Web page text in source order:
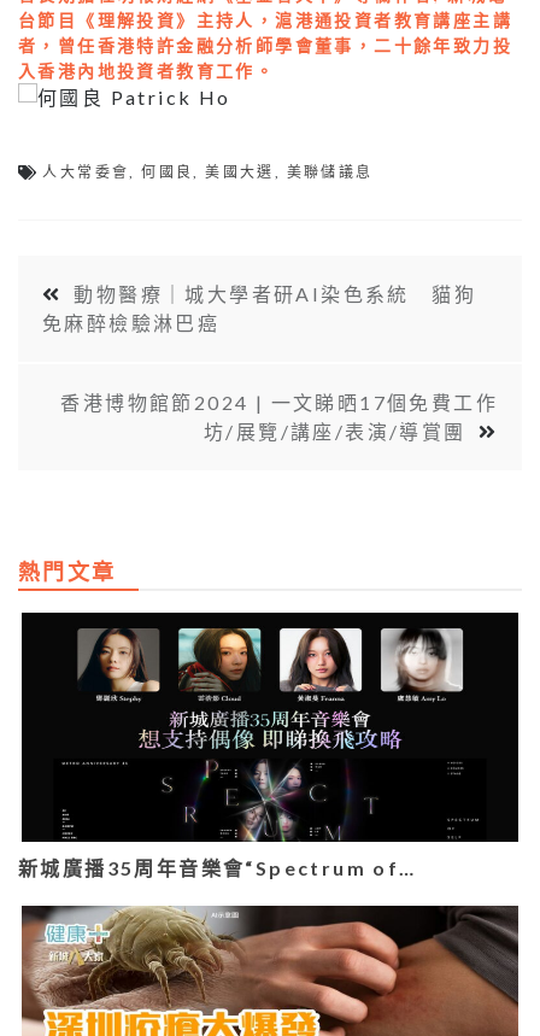
台節目《理解投資》主持人，滬港通投資者教育講座主講
者，曾任香港特許金融分析師學會董事，二十餘年致力投
入香港內地投資者教育工作。
人大常委會,何國良,美國大選 , 美聯儲議息
動物醫療｜城大學者研AI染色系統 貓狗
免麻醉檢驗淋巴癌
香港博物館節2024 | 一文睇晒17個免費工作
坊/展覽/講座/表演/導賞團
熱門文章
新城廣播35周年音樂會“Spectrum of…